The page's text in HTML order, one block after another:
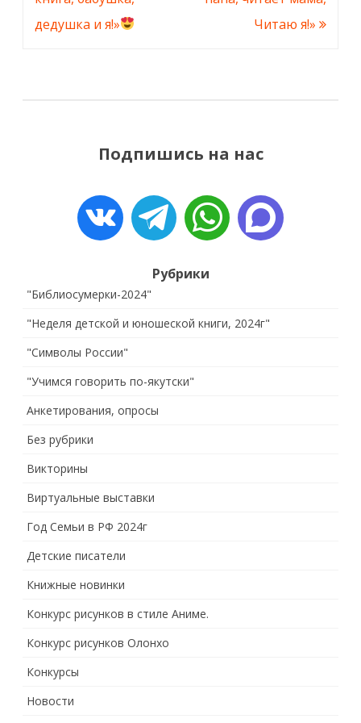
дедушка и я!»
Читаю я!»
Подпишись на нас
Рубрики
"Библиосумерки-2024"
"Неделя детской и юношеской книги, 2024г"
"Символы России"
"Учимся говорить по-якутски"
Анкетирования, опросы
Без рубрики
Викторины
Виртуальные выставки
Год Семьи в РФ 2024г
Детские писатели
Книжные новинки
Конкурс рисунков в стиле Аниме.
Конкурс рисунков Олонхо
Конкурсы
Новости